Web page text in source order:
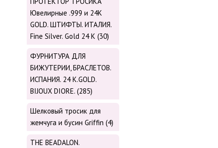
Ювелирные .999 и 24К
GOLD. ШТИФТЫ. ИТАЛИЯ.
Fine Silver. Gold 24 K (30)
ФУРНИТУРА ДЛЯ
БИЖУТЕРИИ, БРАСЛЕТОВ.
ИСПАНИЯ. 24 K.GOLD.
BIJOUX DIORE. (285)
Шелковый тросик для
жемчуга и бусин Griffin (4)
THE BEADALON.